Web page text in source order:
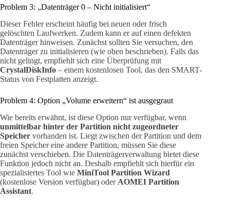
Problem 3: „Datenträger 0 – Nicht initialisiert“
Dieser Fehler erscheint häufig bei neuen oder frisch
gelöschten Laufwerken. Zudem kann er auf einen defekten
Datenträger hinweisen. Zunächst sollten Sie versuchen, den
Datenträger zu initialisieren (wie oben beschrieben). Falls das
nicht gelingt, empfiehlt sich eine Überprüfung mit
CrystalDiskInfo – einem kostenlosen Tool, das den SMART-
Status von Festplatten anzeigt.
Problem 4: Option „Volume erweitern“ ist ausgegraut
Wie bereits erwähnt, ist diese Option nur verfügbar, wenn
unmittelbar hinter der Partition nicht zugeordneter
Speicher vorhanden ist. Liegt zwischen der Partition und dem
freien Speicher eine andere Partition, müssen Sie diese
zunächst verschieben. Die Datenträgerverwaltung bietet diese
Funktion jedoch nicht an. Deshalb empfiehlt sich hierfür ein
spezialisiertes Tool wie MiniTool Partition Wizard
(kostenlose Version verfügbar) oder AOMEI Partition
Assistant.